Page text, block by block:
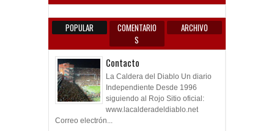
POPULAR
COMENTARIO
S
ARCHIVO
Contacto
La Caldera del Diablo Un diario
Independiente Desde 1996
siguiendo al Rojo Sitio oficial:
www.lacalderadeldiablo.net
Correo electrón...